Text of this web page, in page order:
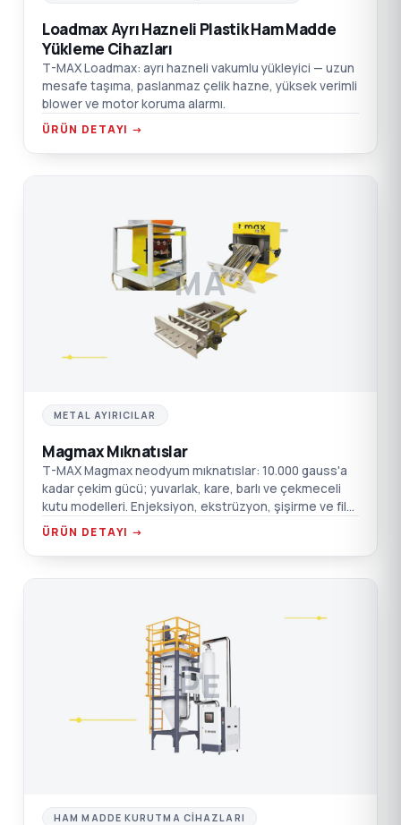
Loadmax Ayrı Hazneli Plastik Ham Madde
Yükleme Cihazları
T-MAX Loadmax: ayrı hazneli vakumlu yükleyici — uzun
mesafe taşıma, paslanmaz çelik hazne, yüksek verimli
blower ve motor koruma alarmı.
ÜRÜN DETAYI →
MA
METAL AYIRICILAR
Magmax Mıknatıslar
T-MAX Magmax neodyum mıknatıslar: 10.000 gauss'a
kadar çekim gücü; yuvarlak, kare, barlı ve çekmeceli
kutu modelleri. Enjeksiyon, ekstrüzyon, şişirme ve film
için.
ÜRÜN DETAYI →
PE
HAM MADDE KURUTMA CIHAZLARI